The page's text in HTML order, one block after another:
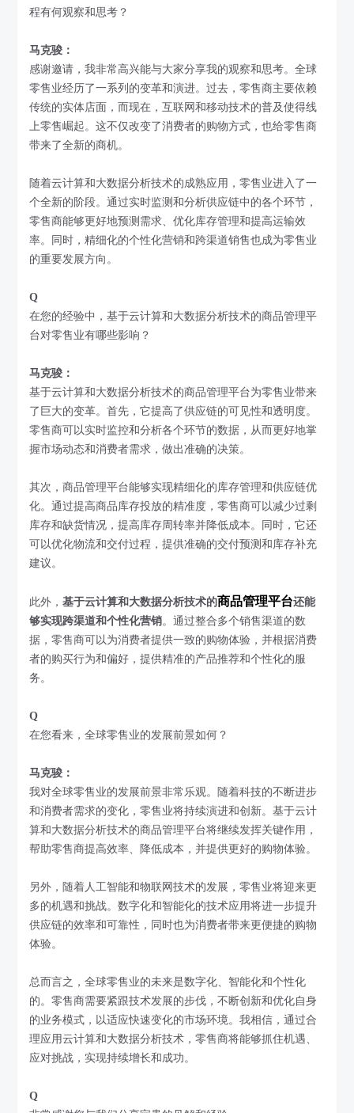
程有何观察和思考？
马克骏：
感谢邀请，我非常高兴能与大家分享我的观察和思考。全球
零售业经历了一系列的变革和演进。过去，零售商主要依赖
传统的实体店面，而现在，互联网和移动技术的普及使得线
上零售崛起。这不仅改变了消费者的购物方式，也给零售商
带来了全新的商机。
随着云计算和大数据分析技术的成熟应用，零售业进入了一
个全新的阶段。通过实时监测和分析供应链中的各个环节，
零售商能够更好地预测需求、优化库存管理和提高运输效
率。同时，精细化的个性化营销和跨渠道销售也成为零售业
的重要发展方向。
Q
在您的经验中，基于云计算和大数据分析技术的商品管理平
台对零售业有哪些影响？
马克骏：
基于云计算和大数据分析技术的商品管理平台为零售业带来
了巨大的变革。首先，它提高了供应链的可见性和透明度。
零售商可以实时监控和分析各个环节的数据，从而更好地掌
握市场动态和消费者需求，做出准确的决策。
其次，商品管理平台能够实现精细化的库存管理和供应链优
化。通过提高商品库存投放的精准度，零售商可以减少过剩
库存和缺货情况，提高库存周转率并降低成本。同时，它还
可以优化物流和交付过程，提供准确的交付预测和库存补充
建议。
此外，基于云计算和大数据分析技术的商品管理平台还能
够实现跨渠道和个性化营销。通过整合多个销售渠道的数
据，零售商可以为消费者提供一致的购物体验，并根据消费
者的购买行为和偏好，提供精准的产品推荐和个性化的服
务。
Q
在您看来，全球零售业的发展前景如何？
马克骏：
我对全球零售业的发展前景非常乐观。随着科技的不断进步
和消费者需求的变化，零售业将持续演进和创新。基于云计
算和大数据分析技术的商品管理平台将继续发挥关键作用，
帮助零售商提高效率、降低成本，并提供更好的购物体验。
另外，随着人工智能和物联网技术的发展，零售业将迎来更
多的机遇和挑战。数字化和智能化的技术应用将进一步提升
供应链的效率和可靠性，同时也为消费者带来更便捷的购物
体验。
总而言之，全球零售业的未来是数字化、智能化和个性化
的。零售商需要紧跟技术发展的步伐，不断创新和优化自身
的业务模式，以适应快速变化的市场环境。我相信，通过合
理应用云计算和大数据分析技术，零售商将能够抓住机遇、
应对挑战，实现持续增长和成功。
Q